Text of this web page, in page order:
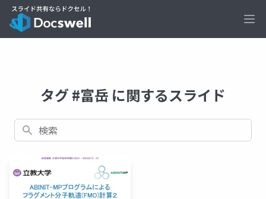
タグ #富岳 に関するスライド
検索